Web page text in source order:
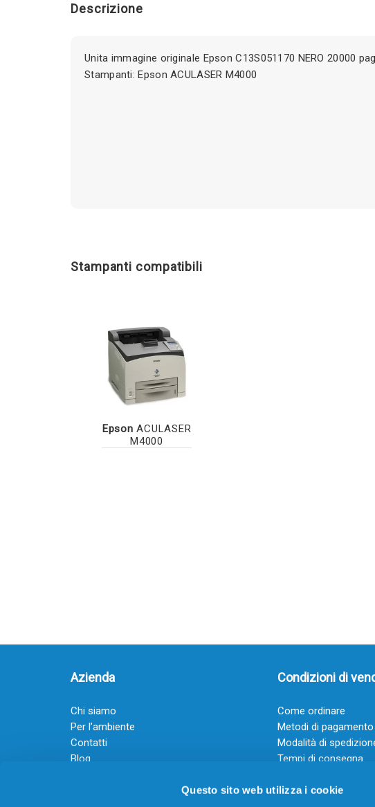
Questo sito web utilizza i cookie
Descrizione
Unita immagine originale Epson C13S051170 NERO 20000
Stampanti: Epson ACULASER M4000
Stampanti compatibili
Epson ACULASER
M4000
Azienda
Chi siamo
Per l’ambiente
Contatti
Blog
Guadagna con il Dropship
Condizioni di
Come ordinare
Metodi di pagamento
Modalità di
Tempi di consegna